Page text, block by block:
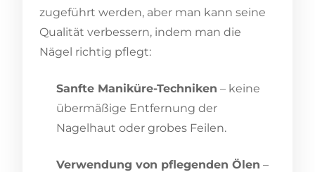
zugeführt werden, aber man kann seine
Qualität verbessern, indem man die
Nägel richtig pflegt:
Sanfte Maniküre-Techniken – keine
übermäßige Entfernung der
Nagelhaut oder grobes Feilen.
Verwendung von pflegenden Ölen –